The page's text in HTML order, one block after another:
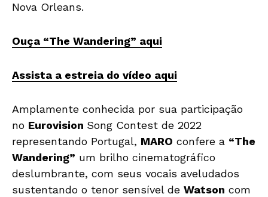
Nova Orleans.
Ouça “The Wandering” aqui
Assista a estreia do vídeo aqui
Amplamente conhecida por sua participação
no Eurovision Song Contest de 2022
representando Portugal, MARO confere a “The
Wandering” um brilho cinematográfico
deslumbrante, com seus vocais aveludados
sustentando o tenor sensível de Watson com